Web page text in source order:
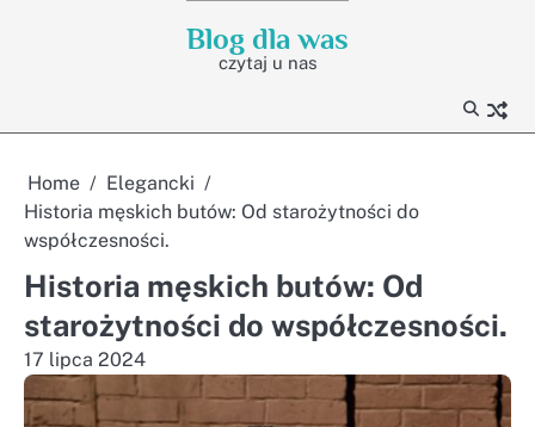
Blog dla was
czytaj u nas
Home
Elegancki
Historia męskich butów: Od starożytności do
współczesności.
Historia męskich butów: Od
starożytności do współczesności.
17 lipca 2024